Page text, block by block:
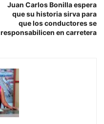
Juan Carlos Bonilla espera
que su historia sirva para
que los conductores se
responsabilicen en carretera